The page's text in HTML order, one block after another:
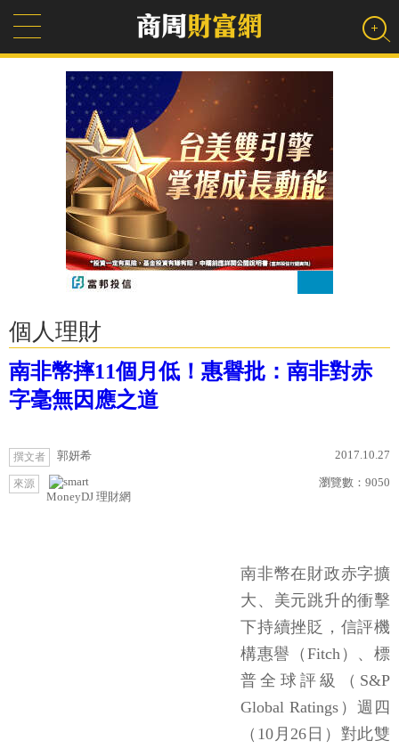
個人理財
南非幣摔11個月低！惠譽批：南非對赤
字毫無因應之道
撰文者 郭妍希 2017.10.27
來源
MoneyDJ 理財網
瀏覽數： 9050
南非幣在財政赤字擴
大、美元跳升的衝擊
下持續挫貶，信評機
構惠譽（Fitch）、標
普全球評級（S&P
Global Ratings）週四
（10月26日）對此雙